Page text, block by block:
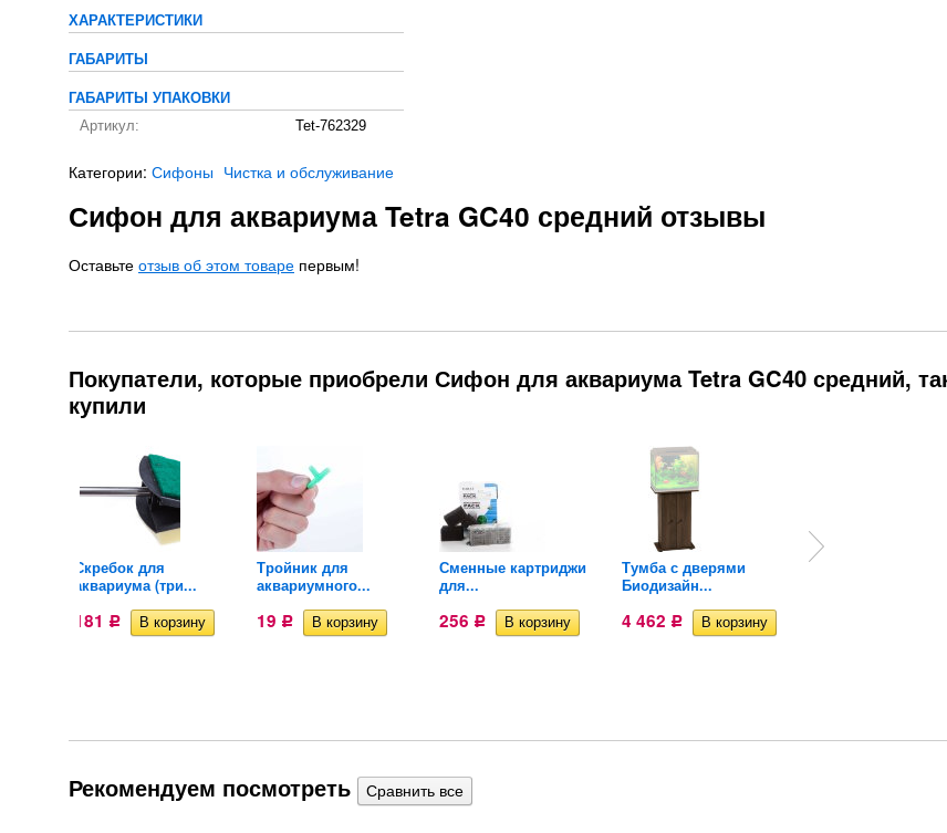
ХАРАКТЕРИСТИКИ
ГАБАРИТЫ
ГАБАРИТЫ УПАКОВКИ
Артикул:
Tet-762329
Категории: Сифоны Чистка и обслуживание
Сифон для аквариума Tetra GC40 средний отзывы
Оставьте отзыв об этом товаре первым!
Покупатели, которые приобрели Сифон для аквариума Tetra GC40 средний,
купили
Скребок для
аквариума (три...
181 Р
Тройник для
аквариумного...
19 Р
Сменные картриджи
для...
256 Р
Тумба с дверями
Биодизайн...
4 462 Р
Аквариум без
Рекомендуем посмотреть